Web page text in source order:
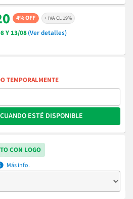
4% OFF + IVA CL 19%
Y 13/08(Ver detalles)
TEMPORALMENTE
ESTÉ DISPONIBLE
CON LOGO